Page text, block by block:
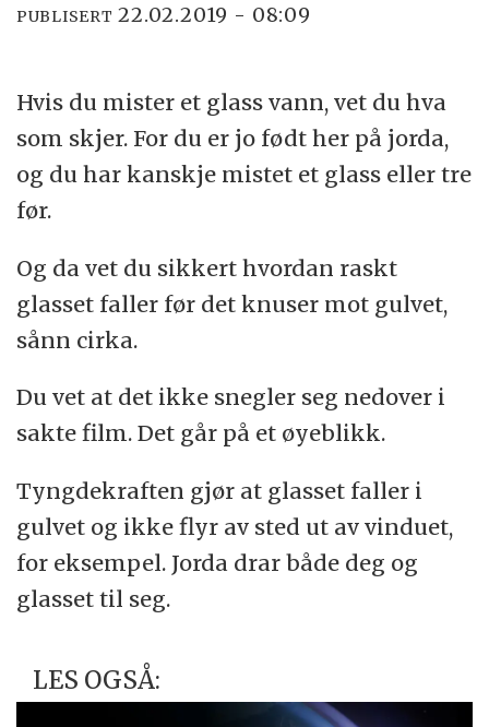
PUBLISERT 22.02.2019 - 08:09
Hvis du mister et glass vann, vet du hva
som skjer. For du er jo født her på jorda,
og du har kanskje mistet et glass eller tre
før.
Og da vet du sikkert hvordan raskt
glasset faller før det knuser mot gulvet,
sånn cirka.
Du vet at det ikke snegler seg nedover i
sakte film. Det går på et øyeblikk.
Tyngdekraften gjør at glasset faller i
gulvet og ikke flyr av sted ut av vinduet,
for eksempel. Jorda drar både deg og
glasset til seg.
LES OGSÅ: